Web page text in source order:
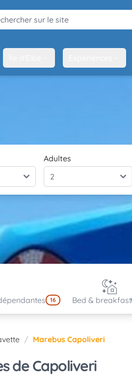
sur le site
Adultes
16 Bed & breakfast
Marebus Capoliveri
de Capoliveri